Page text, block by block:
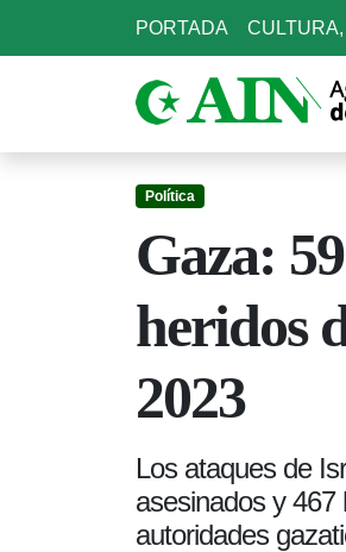
PORTADA
Política
Gaza:
heridos
2023
Los ataques de
asesinados y 467
autoridades